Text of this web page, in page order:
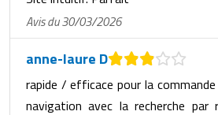
Avis du 30/03/2026
anne-laure D
rapide / efficace pour la
navigation avec la recherche